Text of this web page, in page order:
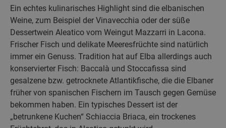
Ein echtes kulinarisches Highlight sind die elbanischen
Weine, zum Beispiel der Vinavecchia oder der süße
Dessertwein Aleatico vom Weingut Mazzarri in Lacona.
Frischer Fisch und delikate Meeresfrüchte sind natürlich
immer ein Genuss. Tradition hat auf Elba allerdings auch
konservierter Fisch: Baccalà und Stoccafissa sind
gesalzene bzw. getrocknete Atlantikfische, die die Elbaner
früher von spanischen Fischern im Tausch gegen Gemüse
bekommen haben. Ein typisches Dessert ist der
„betrunkene Kuchen“ Schiaccia Briaca, ein trockenes